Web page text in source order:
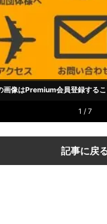
画像はPremium会員登録する
1 / 7
記事に戻